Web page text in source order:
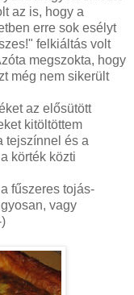
az is, hogy a
erre sok esélyt
felkiáltás volt
megszokta, hogy
még nem sikerült
az elősütött
kitöltöttem
tejszínnel és a
körték közti
fűszeres tojás-
vagy